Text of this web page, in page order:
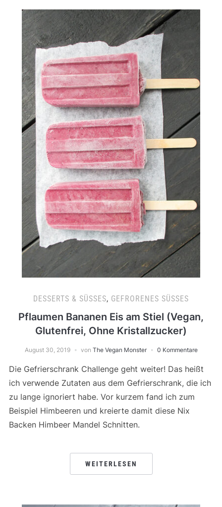
DESSERTS & SÜSSES , GEFRORENES SÜSSES
Pflaumen Bananen Eis am Stiel (Vegan,
Glutenfrei, Ohne Kristallzucker)
August 30, 2019 von The Vegan Monster 0 Kommentare
Die Gefrierschrank Challenge geht weiter! Das heißt
ich verwende Zutaten aus dem Gefrierschrank, die ich
zu lange ignoriert habe. Vor kurzem fand ich zum
Beispiel Himbeeren und kreierte damit diese Nix
Backen Himbeer Mandel Schnitten.
WEITERLESEN